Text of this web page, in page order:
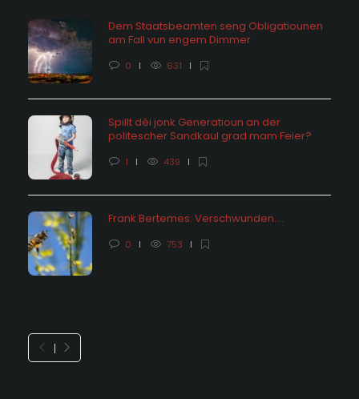
Dem Staatsbeamten seng Obligatiounen
am Fall vun engem Dimmer
0 631
Spillt déi jonk Generatioun an der
politescher Sandkaul grad mam Feier?
1 439
Frank Bertemes: Verschwunden….
0 753